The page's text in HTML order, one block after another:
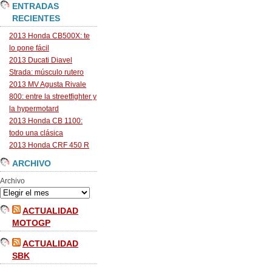
ENTRADAS
RECIENTES
2013 Honda CB500X: te
lo pone fácil
2013 Ducati Diavel
Strada: músculo rutero
2013 MV Agusta Rivale
800: entre la streetfighter y
la hypermotard
2013 Honda CB 1100:
todo una clásica
2013 Honda CRF 450 R
ARCHIVO
Archivo
ACTUALIDAD
MOTOGP
ACTUALIDAD
SBK